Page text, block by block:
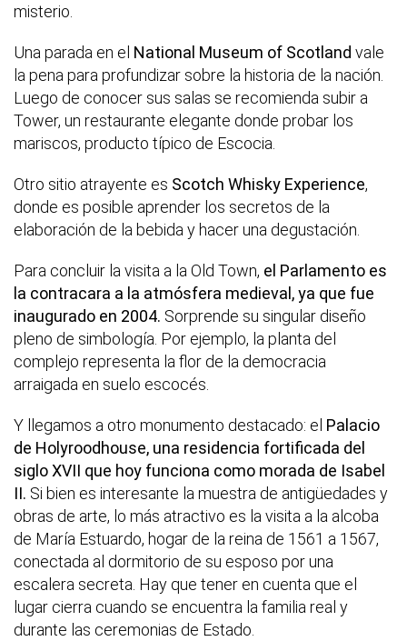
misterio.
Una parada en el National Museum of Scotland vale
la pena para profundizar sobre la historia de la nación.
Luego de conocer sus salas se recomienda subir a
Tower, un restaurante elegante donde probar los
mariscos, producto típico de Escocia.
Otro sitio atrayente es Scotch Whisky Experience,
donde es posible aprender los secretos de la
elaboración de la bebida y hacer una degustación.
Para concluir la visita a la Old Town, el Parlamento es
la contracara a la atmósfera medieval, ya que fue
inaugurado en 2004. Sorprende su singular diseño
pleno de simbología. Por ejemplo, la planta del
complejo representa la flor de la democracia
arraigada en suelo escocés.
Y llegamos a otro monumento destacado: el Palacio
de Holyroodhouse, una residencia fortificada del
siglo XVII que hoy funciona como morada de Isabel
II. Si bien es interesante la muestra de antigüedades y
obras de arte, lo más atractivo es la visita a la alcoba
de María Estuardo, hogar de la reina de 1561 a 1567,
conectada al dormitorio de su esposo por una
escalera secreta. Hay que tener en cuenta que el
lugar cierra cuando se encuentra la familia real y
durante las ceremonias de Estado.